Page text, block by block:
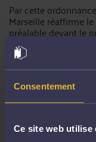
Consentement
Ce site web utilise
Par cette
Marseille réaffirme
préalable devant le
d'autorisation
l'Architecte des
l'absence
non-
disparaître cette
ainsi la place
du patrimoine